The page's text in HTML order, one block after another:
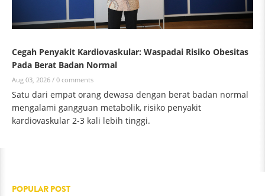
Cegah Penyakit Kardiovaskular: Waspadai Risiko Obesitas
Pada Berat Badan Normal
Aug 03, 2026 / 0 comments
Satu dari empat orang dewasa dengan berat badan normal
mengalami gangguan metabolik, risiko penyakit
kardiovaskular 2-3 kali lebih tinggi.
POPULAR POST